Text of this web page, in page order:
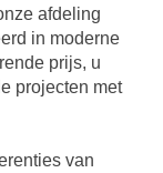
afdeling
in moderne
prijs, u
projecten met
van